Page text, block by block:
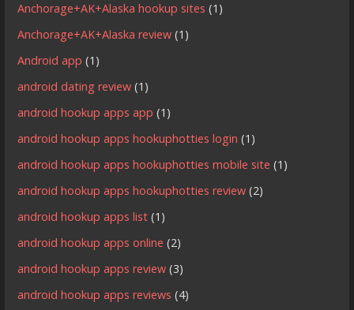
Anchorage+AK+Alaska hookup sites (1)
Anchorage+AK+Alaska review (1)
Android app (1)
android dating review (1)
android hookup apps app (1)
android hookup apps hookuphotties login (1)
android hookup apps hookuphotties mobile site (1)
android hookup apps hookuphotties review (2)
android hookup apps list (1)
android hookup apps online (2)
android hookup apps review (3)
android hookup apps reviews (4)